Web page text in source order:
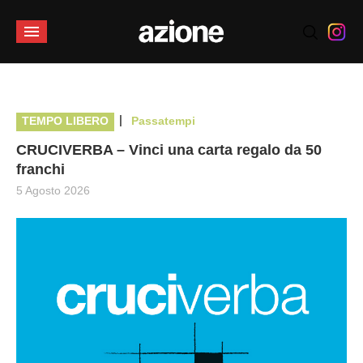
TEMPO LIBERO | Passatempi
CRUCIVERBA – Vinci una carta regalo da 50
franchi
5 Agosto 2026